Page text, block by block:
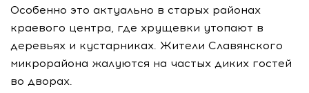
Особенно это актуально в старых районах
краевого центра, где хрущевки утопают в
деревьях и кустарниках. Жители Славянского
микрорайона жалуются на частых диких гостей
во дворах.